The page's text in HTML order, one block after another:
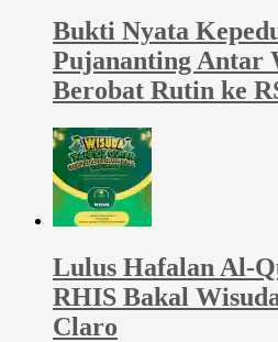
Bukti Nyata
Pujananting Antar
Berobat Rutin ke
Lulus Hafalan Al-
RHIS Bakal
Claro